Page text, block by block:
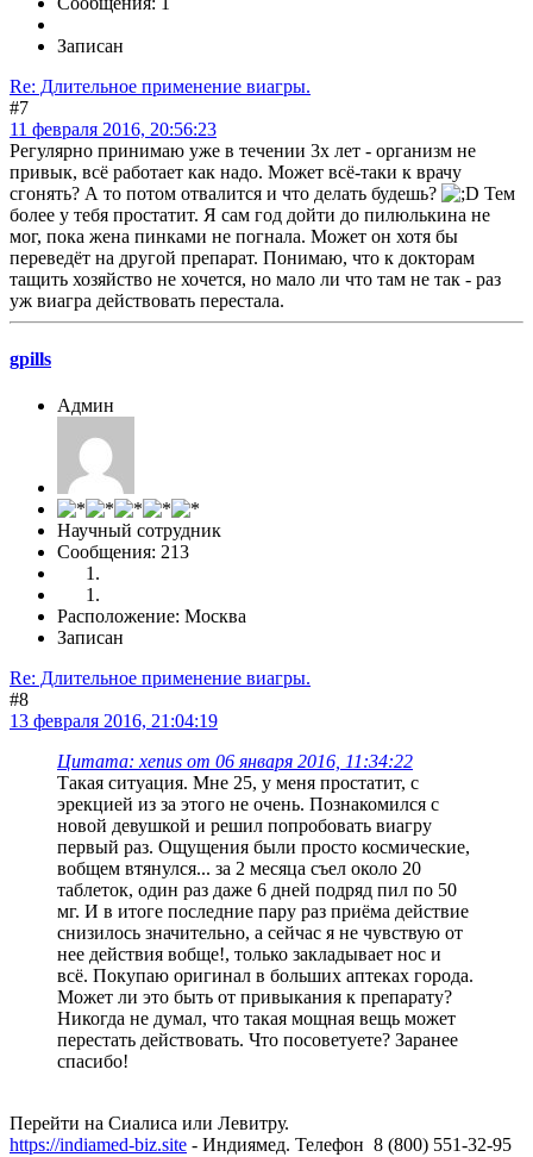
Записан
Re: Длительное применение виагры.
#7
11 февраля 2016, 20:56:23
Регулярно принимаю уже в течении 3х лет - организм не
привык, всё работает как надо. Может всё-таки к врачу
сгонять? А то потом отвалится и что делать будешь?
Тем
более у тебя простатит. Я сам год дойти до пилюлькина не
мог, пока жена пинками не погнала. Может он хотя бы
переведёт на другой препарат. Понимаю, что к докторам
тащить хозяйство не хочется, но мало ли что там не так - раз
уж виагра действовать перестала.
gpills
Админ
Научный сотрудник
Сообщения: 213
Расположение: Москва
Записан
Re: Длительное применение виагры.
#8
13 февраля 2016, 21:04:19
Цитата: xenus от 06 января 2016, 11:34:22
Такая ситуация. Мне 25, у меня простатит, с
эрекцией из за этого не очень. Познакомился с
новой девушкой и решил попробовать виагру
первый раз. Ощущения были просто космические,
вобщем втянулся... за 2 месяца съел около 20
таблеток, один раз даже 6 дней подряд пил по 50
мг. И в итоге последние пару раз приёма действие
снизилось значительно, а сейчас я не чувствую от
нее действия вобще!, только закладывает нос и
всё. Покупаю оригинал в больших аптеках города.
Может ли это быть от привыкания к препарату?
Никогда не думал, что такая мощная вещь может
перестать действовать. Что посоветуете? Заранее
спасибо!
Перейти на Сиалиса или Левитру.
https://indiamed-biz.site - Индиямед. Телефон 8 (800) 551-32-95